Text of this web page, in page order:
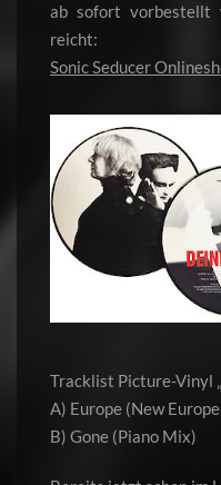
ab sofort vorbestellt
reicht:
Sonic Seducer
Tracklist Picture-Vinyl
A) Europe (New
B) Gone (Piano Mix)